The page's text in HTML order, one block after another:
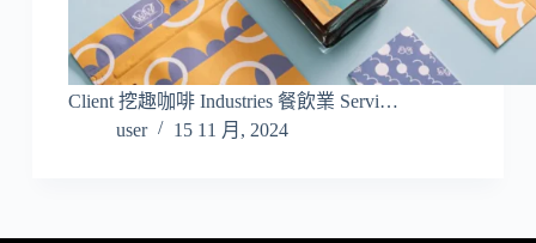
Client 挖趣咖啡 Industries 餐飲業 Servi…
user
15 11 月, 2024